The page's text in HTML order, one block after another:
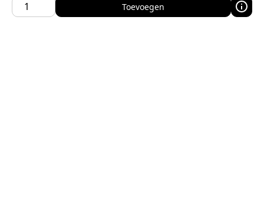
Toevoegen